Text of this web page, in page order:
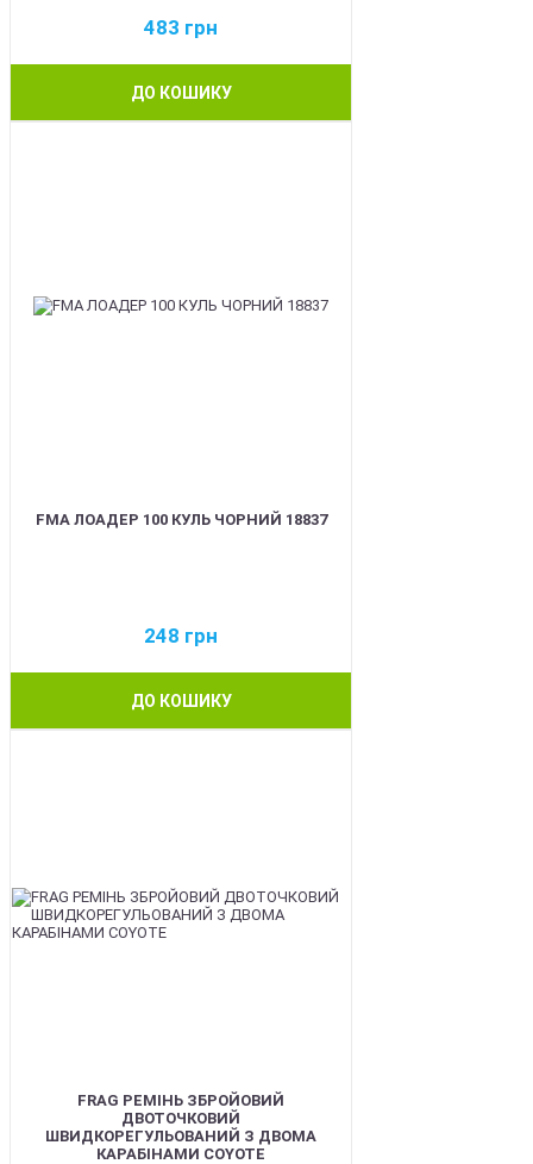
483 грн
ДО КОШИКУ
FMA ЛОАДЕР 100 КУЛЬ ЧОРНИЙ 18837
248 грн
ДО КОШИКУ
FRAG РЕМІНЬ ЗБРОЙОВИЙ
ДВОТОЧКОВИЙ
ШВИДКОРЕГУЛЬОВАНИЙ З ДВОМА
КАРАБІНАМИ COYOTE